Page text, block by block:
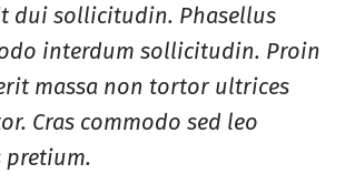
dui sollicitudin. Phasellus
interdum sollicitudin. Proin
massa non tortor ultrices
Cras commodo sed leo
pretium.